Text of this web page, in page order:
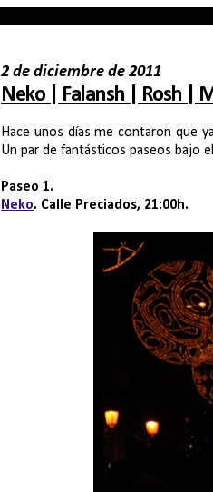
2 de diciembre de 2011
Neko | Falansh | Rosh |
Hace unos días me contaron que
Un par de fantásticos paseos bajo
Paseo 1.
Neko. Calle Preciados, 21:00h.